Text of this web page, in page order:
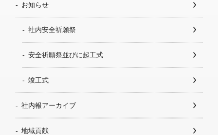
お知らせ
社内安全祈願祭
安全祈願祭並びに起工式
竣工式
社内報アーカイブ
地域貢献